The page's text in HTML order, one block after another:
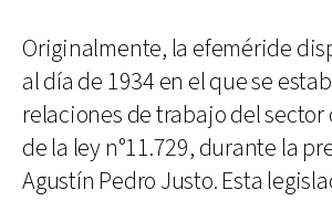
Originalmente, la efeméride
al día de 1934 en el que se
relaciones de trabajo del sector
de la ley n°11.729, durante la
Agustín Pedro Justo. Esta